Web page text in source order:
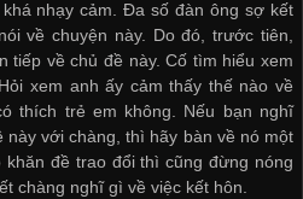
nhạy cảm. Đa số đàn ông sợ kết
về chuyện này. Do đó, trước tiên,
tiếp về chủ đề này. Cố tìm hiểu xem
xem anh ấy cảm thấy thế nào về
thích trẻ em không. Nếu bạn nghĩ
này với chàng, thì hãy bàn về nó một
đề trao đổi thì cũng đừng nóng
chàng nghĩ gì về việc kết hôn.